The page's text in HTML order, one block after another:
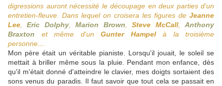
digressions auront nécessité le découpage en deux parties d’un
entretien-fleuve. Dans lequel on croisera les figures de Jeanne
Lee ,Eric Dolphy,Marion Brown ,Steve McCall,Anthony
Braxton et même d'un Gunter Hampelà la troisième
personne…
Mon père était un véritable pianiste. Lorsqu'il jouait, le soleil se
mettait à briller même sous la pluie. Pendant mon enfance, dès
qu'il m'était donné d'atteindre le clavier, mes doigts sortaient des
sons venus du paradis. Il faut savoir que tout cela se passait en